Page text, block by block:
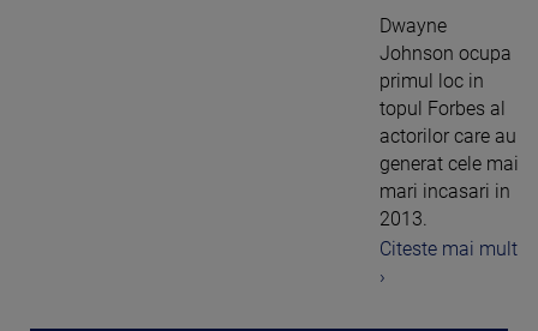
Dwayne
Johnson ocupa
primul loc in
topul Forbes al
actorilor care au
generat cele mai
mari incasari in
2013.
Citeste mai mult
›